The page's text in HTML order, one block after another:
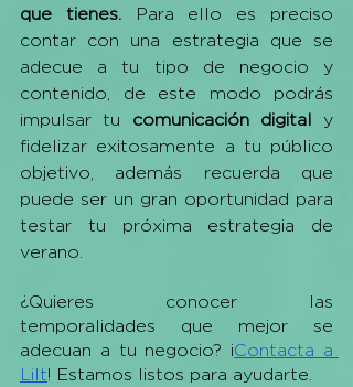
que tienes. Para ello es preciso
contar con una estrategia que se
adecue a tu tipo de negocio y
contenido, de este modo podrás
impulsar tu comunicación digital y
fidelizar exitosamente a tu público
objetivo, además recuerda que
puede ser un gran oportunidad para
testar tu próxima estrategia de
verano.
¿Quieres conocer las
temporalidades que mejor se
adecuan a tu negocio? ¡Contacta a
Lilt! Estamos listos para ayudarte.